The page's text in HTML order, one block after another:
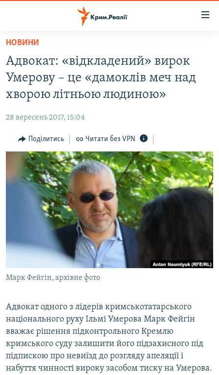
Перейти
основного
матеріалу
Перейти
до
основної
навігації
Перейти
до
пошуку
ВОДА.КРИМ
ВІДЕО ТА ФОТО
БЛОГИ
ПОГЛЯД
ІНТЕРВ'Ю
ВСЕ ЗА ДЕНЬ
СПЕЦПРОЕКТИ
ДЕПОРТАЦІЯ
ВІДЕОУРОКИ «ELIFBE»
СВІДЧЕННЯ ОКУПАЦІЇ
УКРАЇНСЬКА ПРОБЛЕМА КРИМУ
ІНФОГРАФІКА
ЯК ОБІЙТИ БЛОКУВАННЯ
Qırımtatar
ДОЛУЧАЙСЯ!
Усі сайти RFE/RL
НОВИНИ
Адвокат: «відкладений» вирок
Умерову – це «дамоклів меч над
хворою літньою людиною»
28 вересень 2017, 15:04
Поділитись Читати без VPN
Марк Фейгін, архівне фото
Адвокат одного з лідерів кримськотатарського
національного руху Ільмі Умерова Марк Фейгін
вважає рішення підконтрольного Кремлю
кримського суду залишити його підзахисного під
підпискою про невиїзд до розгляду апеляції і
набуття чинності вироку засобом тиску на Умерова.